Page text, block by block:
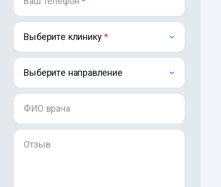
Выберите клинику
Выберите направление
ФИО врача
Отзыв